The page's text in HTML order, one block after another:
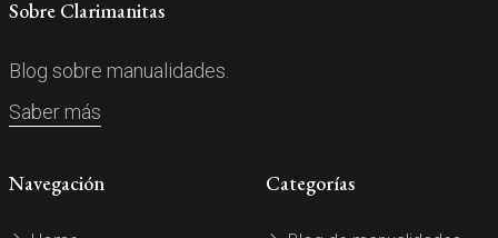
Sobre Clarimanitas
Blog sobre manualidades.
Saber más
Navegación Categorías